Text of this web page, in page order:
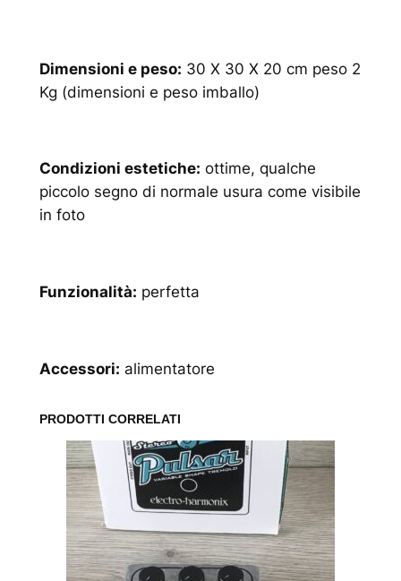
Dimensioni e peso: 30 X 30 X 20 cm peso 2
Kg (dimensioni e peso imballo)
Condizioni estetiche: ottime, qualche
piccolo segno di normale usura come visibile
in foto
Funzionalità: perfetta
Accessori: alimentatore
PRODOTTI CORRELATI